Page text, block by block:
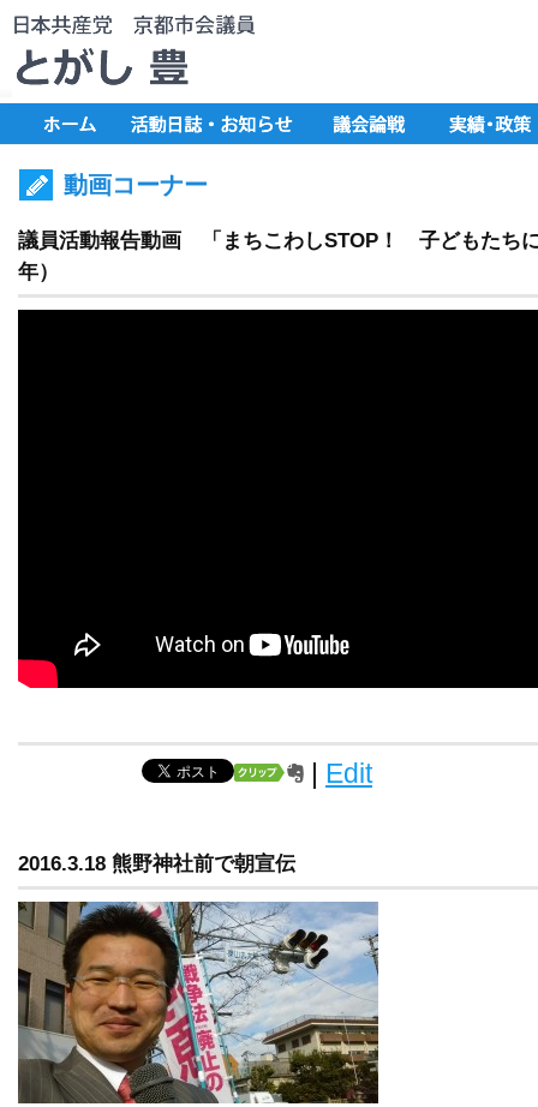
動画コーナー
議員活動報告動画 「まちこわしSTOP！ 子どもたち
年）
| Edit
2016.3.18 熊野神社前で朝宣伝